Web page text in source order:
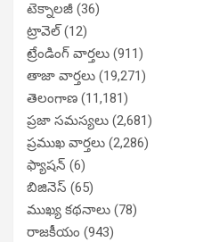
టెక్నాలజీ (36)
ట్రావెల్(12)
ట్రేండింగ్ వార్తలు (911)
తాజా వార్తలు (19,271)
తెలంగాణ (11,181)
ప్రజా సమస్యలు (2,681)
ప్రముఖ వార్తలు (2,286)
ఫ్యాషన్ (6)
బిజినెస్ (65)
ముఖ్య కథనాలు (78)
రాజకీయం (943)